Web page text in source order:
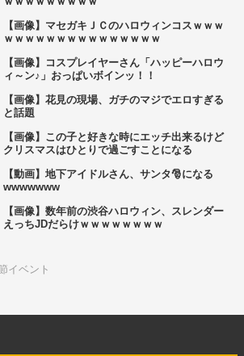
【画像】マセガキＪＣのハロウィンコスｗｗｗ
ｗｗｗｗｗｗｗｗｗｗｗｗｗｗｗ
【画像】コスプレイヤーさん「ハッピーハロウ
ィ～ン♪」おっぱいボインッ！！
【画像】花見の現場、ガチのマジでエロすぎる
と話題
【画像】この子と好きな時にエッチ出来るけど
クリスマスはひとりで過ごすことになる
【動画】地下アイドルさん、サンタ🎅になる
wwwwwww
【画像】数年前の渋谷ハロウィン、スレンダー
えっちJDだらけｗｗｗｗｗｗｗｗ
イベント